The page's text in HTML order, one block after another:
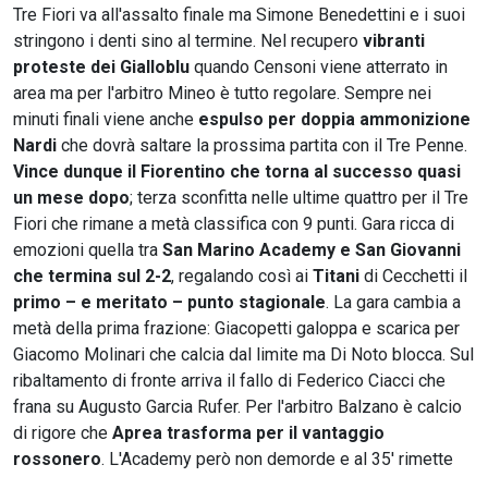
Tre Fiori va all'assalto finale ma Simone Benedettini e i suoi
stringono i denti sino al termine. Nel recupero vibranti
proteste dei Gialloblu quando Censoni viene atterrato in
area ma per l'arbitro Mineo è tutto regolare. Sempre nei
minuti finali viene anche espulso per doppia ammonizione
Nardi che dovrà saltare la prossima partita con il Tre Penne.
Vince dunque il Fiorentino che torna al successo quasi
un mese dopo; terza sconfitta nelle ultime quattro per il Tre
Fiori che rimane a metà classifica con 9 punti. Gara ricca di
emozioni quella tra San Marino Academy e San Giovanni
che termina sul 2-2, regalando così ai Titani di Cecchetti il
primo – e meritato – punto stagionale. La gara cambia a
metà della prima frazione: Giacopetti galoppa e scarica per
Giacomo Molinari che calcia dal limite ma Di Noto blocca. Sul
ribaltamento di fronte arriva il fallo di Federico Ciacci che
frana su Augusto Garcia Rufer. Per l'arbitro Balzano è calcio
di rigore che Aprea trasforma per il vantaggio
rossonero. L'Academy però non demorde e al 35' rimette